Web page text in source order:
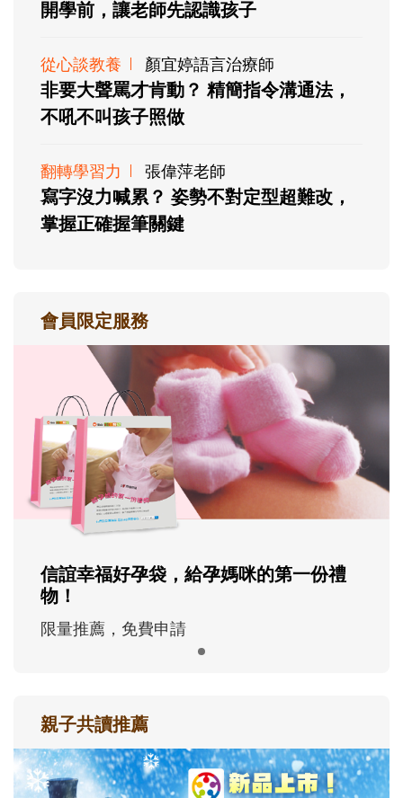
開學前，讓老師先認識孩子
從心談教養 顏宜婷語言治療師
非要大聲罵才肯動？ 精簡指令溝通法，
不吼不叫孩子照做
翻轉學習力 張偉萍老師
寫字沒力喊累？ 姿勢不對定型超難改，
掌握正確握筆關鍵
會員限定服務
信誼幸福好孕袋，給孕媽咪的第一份禮
物！
限量推薦，免費申請
親子共讀推薦